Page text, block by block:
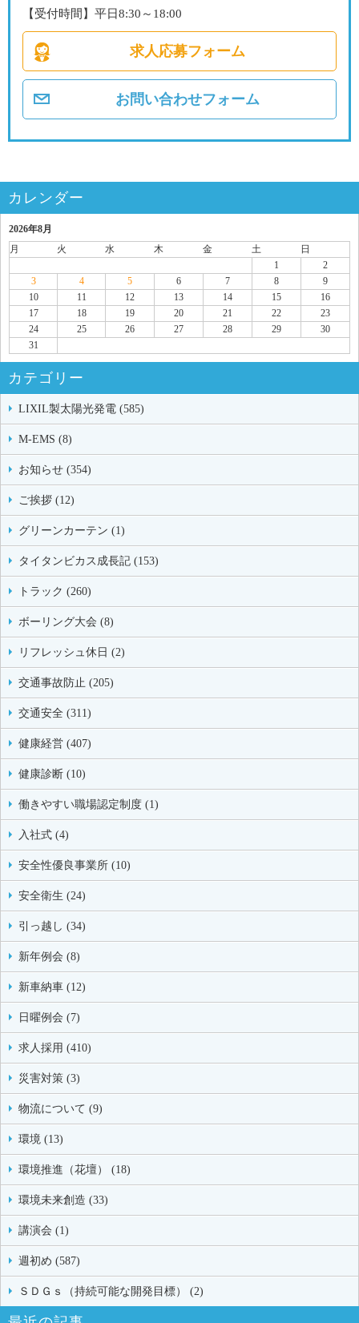
【受付時間】平日8:30～18:00
求人応募フォーム
お問い合わせフォーム
カレンダー
2026年8月
月
火 水 木 金 土
日
1
2
3
4 5 6 7 8
9
10
11 12 13 14 15
16
17
18 19 20 21 22
23
24
25 26 27 28 29
30
31
カテゴリー
LIXIL製太陽光発電 (585)
M-EMS (8)
お知らせ (354)
ご挨拶 (12)
グリーンカーテン (1)
タイタンビカス成長記 (153)
トラック (260)
ボーリング大会 (8)
リフレッシュ休日 (2)
交通事故防止 (205)
交通安全 (311)
健康経営 (407)
健康診断 (10)
働きやすい職場認定制度 (1)
入社式 (4)
安全性優良事業所 (10)
安全衛生 (24)
引っ越し (34)
新年例会 (8)
新車納車 (12)
日曜例会 (7)
求人採用 (410)
災害対策 (3)
物流について (9)
環境 (13)
環境推進（花壇） (18)
環境未来創造 (33)
講演会 (1)
週初め (587)
ＳＤＧｓ（持続可能な開発目標） (2)